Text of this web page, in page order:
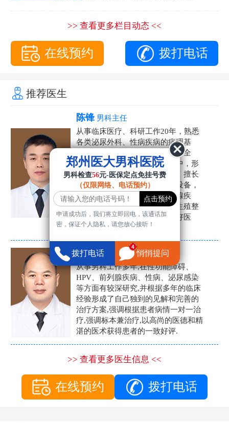
>> 查看更多栏目动态 <<
在线预约 拨打电话
推荐医生
陈锋 男科主任
从事临床医疗、科研工作20年，熟悉
各类泌尿外科、性病疾病的病理基
础，诊断治疗和临床操作，技术全
面。在男科疾病的诊断和诊疗中，形
成了一套独具特色的诊疗方案。擅长
运用国内外先进的医学技术和设备，
科学诊疗各类阳痿早泄、前列腺疾
病、射精障碍、性病、HPV、生殖整
形等疾病，是患者非常信赖的好医
生。
张营富
男科主任
从事男科工作多年,在性功能障碍、
HPV、前列腺疾病、性病、泌尿感染
等方面有较深研究,并根据多年的临床
经验形成了自己独到的见解和完善的
治疗方案,强调根据患者病情一对一治
疗,强调标本兼治疗,以高尚的医德和精
湛的医术获得患者的一致好评.
>> 查看更多医生信息 <<
在线预约 拨打电话
郑州医大男科医院
男科检查56元-医保定点免挂号费
（仅限网络、电话预约）
申请成功后，我们将立即回电，该通话加
密，保证个人隐私，请您放心接听！
拨打电话 悄悄提问